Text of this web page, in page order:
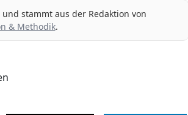
stammt aus der Redaktion von
& Methodik.